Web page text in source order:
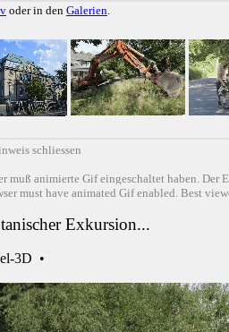
oder in den Galerien.
schliessen
muß animierte Gif eingeschaltet haben. Der
must have animated Gif enabled. Best
Exkursion...
3D •